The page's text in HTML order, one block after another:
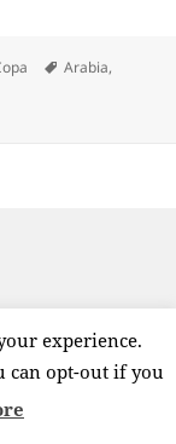
Etiquetas
Arabia,
experience.
can opt-out if you